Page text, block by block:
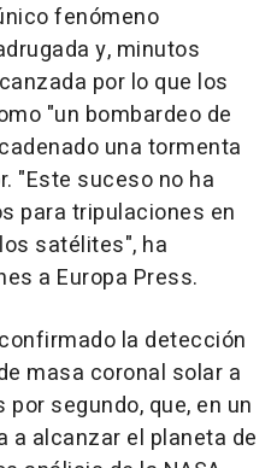
fenómeno
y, minutos
por lo que los
"un bombardeo de
una tormenta
"Este suceso no ha
para tripulaciones en
satélites", ha
a Europa Press.
la detección
masa coronal solar a
segundo, que, en un
a alcanzar el planeta de